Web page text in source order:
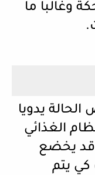
وغالبا ما
يدويا
الغذائي
قد يخضع
يتم